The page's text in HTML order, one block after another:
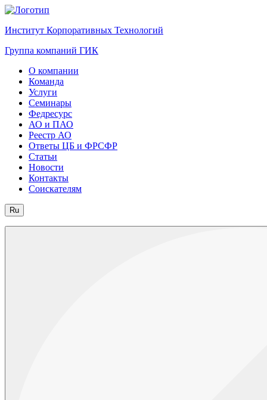
Институт Корпоративных Технологий
Группа компаний ГИК
О компании
Команда
Услуги
Семинары
Федресурс
АО и ПАО
Реестр АО
Ответы ЦБ и ФРСФР
Статьи
Новости
Контакты
Соискателям
Ru